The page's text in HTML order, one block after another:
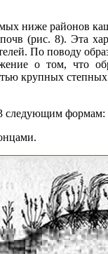
ниже районов
(рис. 8). Эта
По поводу
о том, что
крупных степных
следующим формам: